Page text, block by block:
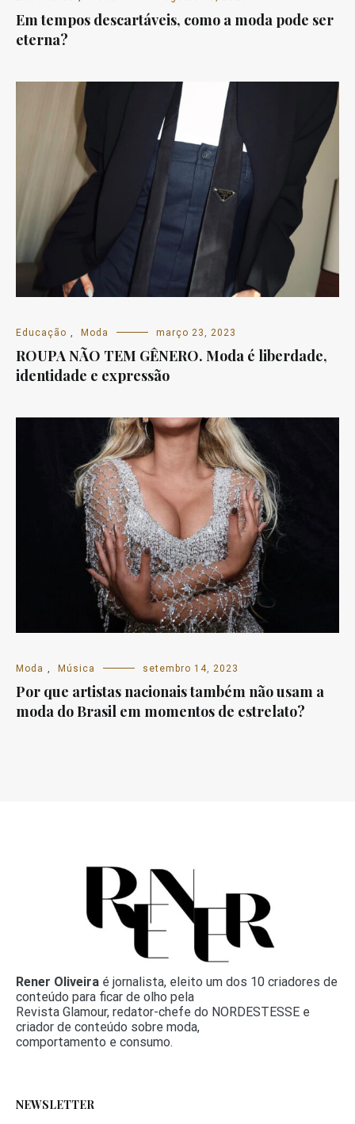
Em tempos descartáveis, como a moda pode ser
eterna?
Educação , Moda março 23, 2023
ROUPA NÃO TEM GÊNERO. Moda é liberdade,
identidade e expressão
Moda , Música setembro 14, 2023
Por que artistas nacionais também não usam a
moda do Brasil em momentos de estrelato?
Rener Oliveira é jornalista, eleito um dos 10 criadores de
conteúdo para ficar de olho pela
Revista Glamour, redator-chefe do NORDESTESSE e
criador de conteúdo sobre moda,
comportamento e consumo.
NEWSLETTER